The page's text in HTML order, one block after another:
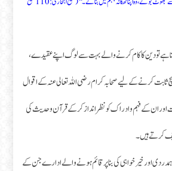
ہے تو دین کا کام کرنے والے بہت سے لوگ اپنے عقیدے ،
ثابت کرنے کے لیے صحابہ کرام رضی اللہ تعالی عنہ کے اقوال
اور ان کے فہم و ادراک کو نظر انداز کر کے قرآن و حدیث کی
کرتے ہیں۔
اور خیر خواہی کی بنا پر قائم ہونے والے ادارے جن کے